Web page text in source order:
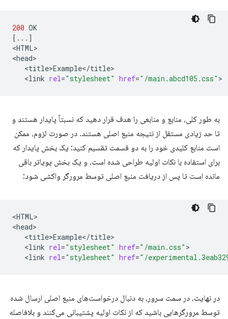
200
[ ... ]
<HTML>
<link rel="stylesheet" href="/main.abcd105.css"
به طور کلی، منابع و منابعی را هدف قرار دهید که نسبتاً پایدار هستند و
تا حد زیادی مستقل از نتیجه منبع اصلی هستند. در صورت لزوم، ممکن
است منابع کلیدی خود را به دو قسمت تقسیم کنید: یک بخش پایدار که
برای استفاده با نکات اولیه طراحی شده است، و یک بخش پویاتر باقی
مانده است تا پس از دریافت منبع اصلی توسط مرورگر واکشی شود:
<HTML>
<link rel="stylesheet" href="/main.css"
<link rel="stylesheet" href="/
در نهایت، در سمت سرور، به دنبال درخواست‌های منبع اصلی ارسال شده
توسط مرورگرهایی باشید که از نکات اولیه پشتیبانی می‌کنند و بلافاصله